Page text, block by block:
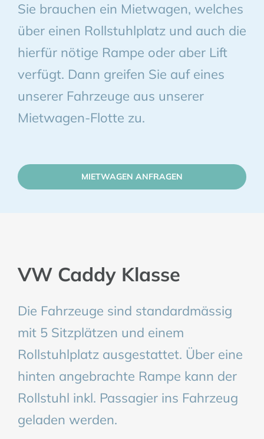
BERATUNG
MIETEN
Sie brauchen ein Mietwagen, welches
über einen Rollstuhlplatz und auch die
hierfür nötige Rampe oder aber Lift
verfügt. Dann greifen Sie auf eines
unserer Fahrzeuge aus unserer
Mietwagen-Flotte zu.
MIETWAGEN ANFRAGEN
VW Caddy Klasse
Die Fahrzeuge sind standardmässig
mit 5 Sitzplätzen und einem
Rollstuhlplatz ausgestattet. Über eine
hinten angebrachte Rampe kann der
Rollstuhl inkl. Passagier ins Fahrzeug
geladen werden.